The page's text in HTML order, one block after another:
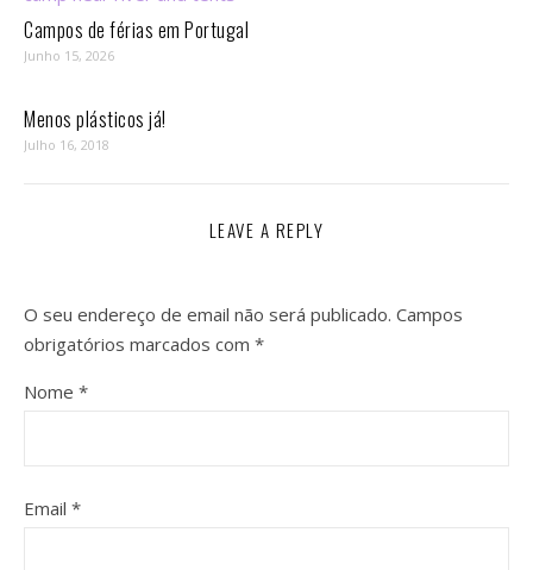
Campos de férias em Portugal
Junho 15, 2026
Menos plásticos já!
Julho 16, 2018
LEAVE A REPLY
O seu endereço de email não será publicado. Campos
obrigatórios marcados com *
Nome *
Email *